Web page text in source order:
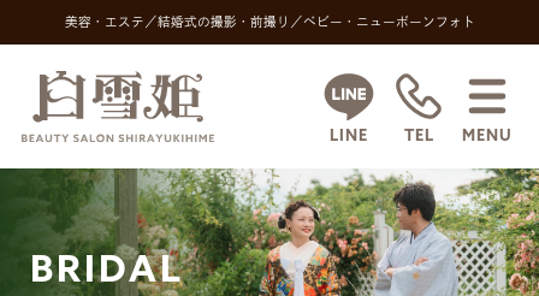
美容・エステ／結婚式の撮影・前撮り／ベビー・ニューボーンフォト
LINE TEL MENU
BRIDAL